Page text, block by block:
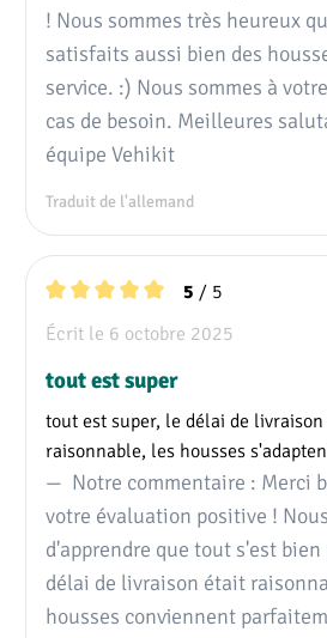
standard
✓
Banquette passager
confort🛈
✗
Housses siège
conducteur
passager
Housses d'appui-tête
Housses d'accoudoir
Ouverture pour
l'accoudoir sur la
housse du siège
conducteur🛈
1 (côté
Ouverture pour
housse de la banquette
✗
! Nous sommes très heureux
satisfaits aussi bien des
service. :) Nous sommes à
cas de besoin. Meilleures
équipe Vehikit
Traduit de l'allemand
Écrit le 6 octobre 2025
Note moyenne de 5 sur 5 étoiles
5 / 5
tout est super
tout est super, le délai de
raisonnable, les housses
Notre commentaire : Merci
votre évaluation positive !
d'apprendre que tout s'est bien
délai de livraison était
housses conviennent